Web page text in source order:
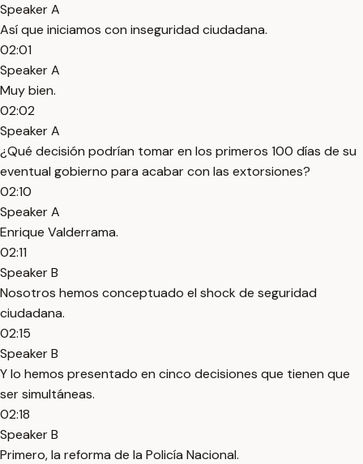
Speaker A
Así que iniciamos con inseguridad ciudadana.
02:01
Speaker A
Muy bien.
02:02
Speaker A
¿Qué decisión podrían tomar en los primeros 100 días de su
eventual gobierno para acabar con las extorsiones?
02:10
Speaker A
Enrique Valderrama.
02:11
Speaker B
Nosotros hemos conceptuado el shock de seguridad
ciudadana.
02:15
Speaker B
Y lo hemos presentado en cinco decisiones que tienen que
ser simultáneas.
02:18
Speaker B
Primero, la reforma de la Policía Nacional.